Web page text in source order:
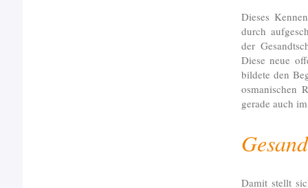
Dieses
durch
der
Diese neue
bildete den
osmanischen
gerade auch
Damit stellt